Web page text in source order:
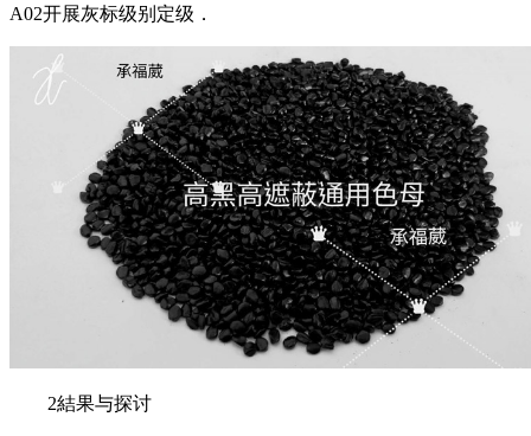
A02开展灰标级别定级．
2結果与探讨